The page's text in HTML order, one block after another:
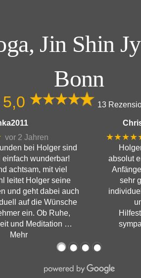
Jin Shin
Bonn
5,0 13
vor 2 Jahren
bei Holger sind
einfach wunderbar!
achtsam, mit viel
leitet Holger seine
und geht dabei auch
auf die Wünsche
ein. Ob Ruhe,
und Meditation …
Mehr
absolut
sehr
●●●●